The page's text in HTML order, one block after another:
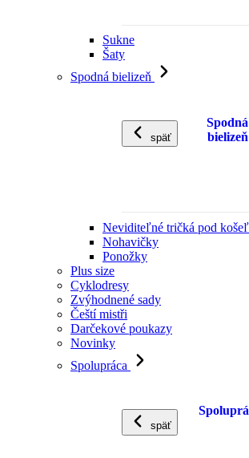
Sukne
Šaty
Spodná bielizeň
späť
Spodná
bielizeň
Neviditeľné tričká pod
Nohavičky
Ponožky
Plus size
Cyklodresy
Zvýhodnené sady
Čeští mistři
Darčekové poukazy
Novinky
Spolupráca
späť